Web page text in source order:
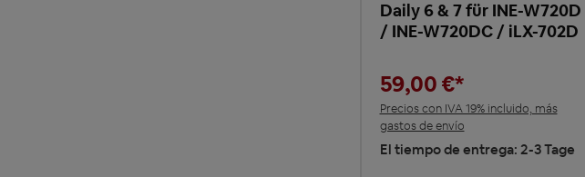
Daily 6 & 7 für INE-W720D
/ INE-W720DC / iLX-702D
59,00 €*
Precios con IVA 19% incluido, más
gastos de envío
El tiempo de entrega: 2-3 Tage